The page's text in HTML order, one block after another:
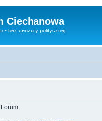
Ciechanowa
- bez cenzury politycznej